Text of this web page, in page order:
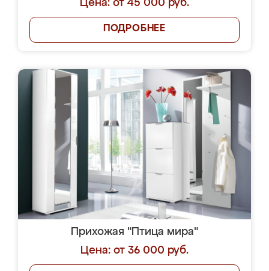
Цена: от 45 000 руб.
ПОДРОБНЕЕ
Прихожая "Птица мира"
Цена: от 36 000 руб.